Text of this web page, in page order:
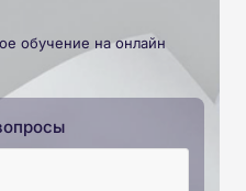
обучение на онлайн